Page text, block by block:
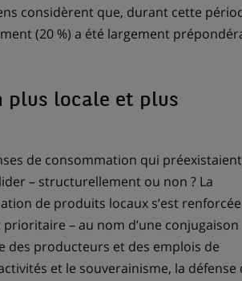
considèrent que, durant cette
(20 %) a été largement
plus locale et plus
de consommation qui
– structurellement ou non ? La
de produits locaux s’est
– au nom d’une conjugaison
des producteurs et des emplois de
et le souverainisme, la défense